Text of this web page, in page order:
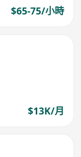
$65-75/小時
$13K/月